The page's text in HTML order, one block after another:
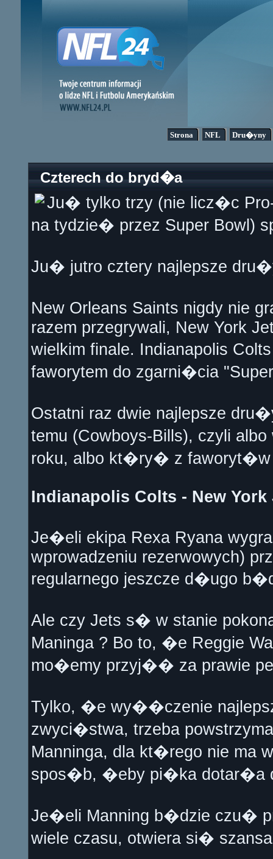
Strona NFL Dru�yny
Czterech do bryd�a
Ju� tylko trzy (nie licz�c
na tydzie� przez Super Bowl)
Ju� jutro cztery najlepsze
New Orleans Saints nigdy nie
razem przegrywali, New York
wielkim finale. Indianapolis
faworytem do zgarni�cia
Ostatni raz dwie najlepsze
temu (Cowboys-Bills), czyli
roku, albo kt�ry� z
Indianapolis Colts - New York
Je�eli ekipa Rexa Ryana
wprowadzeniu rezerwowych)
regularnego jeszcze d�ugo
Ale czy Jets s� w stanie
Maninga ? Bo to, �e Reggie
mo�emy przyj�� za prawie
Tylko, �e wy��czenie
zwyci�stwa, trzeba
Manninga, dla kt�rego nie ma
spos�b, �eby pi�ka dotar�a
Je�eli Manning b�dzie czu�
wiele czasu, otwiera si�